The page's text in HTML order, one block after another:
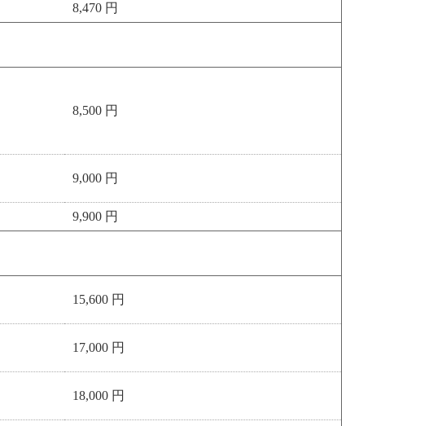
8,470 円
8,500 円
9,000 円
9,900 円
15,600 円
17,000 円
18,000 円